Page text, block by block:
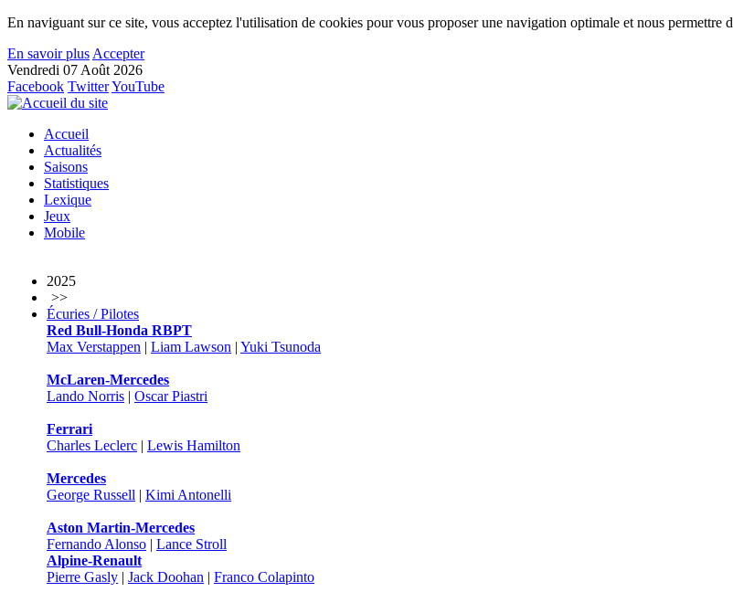
En naviguant sur ce site, vous acceptez l'utilisation de cookies pour vous proposer une navigation optimale et nous permettre
En savoir plus Accepter
Vendredi 07 Août 2026
Facebook TwitterYouTube
Accueil
Actualités
Saisons
Statistiques
Lexique
Jeux
Mobile
2025
>>
Écuries / Pilotes
Red Bull-Honda RBPT
Max Verstappen | Liam Lawson | Yuki Tsunoda
McLaren-Mercedes
Lando Norris | Oscar Piastri
Ferrari
Charles Leclerc | Lewis Hamilton
Mercedes
George Russell | Kimi Antonelli
Aston Martin-Mercedes
Fernando Alonso | Lance Stroll
Alpine-Renault
Pierre Gasly | Jack Doohan | Franco Colapinto